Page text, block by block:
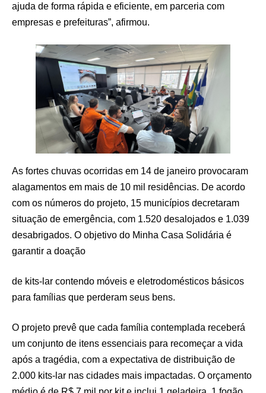
ajuda de forma rápida e eficiente, em parceria com
empresas e prefeituras”, afirmou.
As fortes chuvas ocorridas em 14 de janeiro provocaram
alagamentos em mais de 10 mil residências. De acordo
com os números do projeto, 15 municípios decretaram
situação de emergência, com 1.520 desalojados e 1.039
desabrigados. O objetivo do Minha Casa Solidária é
garantir a doação
de kits-lar contendo móveis e eletrodomésticos básicos
para famílias que perderam seus bens.
O projeto prevê que cada família contemplada receberá
um conjunto de itens essenciais para recomeçar a vida
após a tragédia, com a expectativa de distribuição de
2.000 kits-lar nas cidades mais impactadas. O orçamento